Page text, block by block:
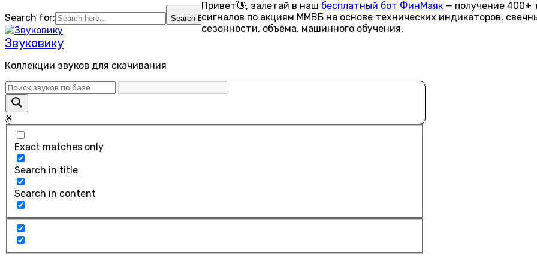
Привет👋, залетай в наш бесплатный бот ФинМаяк — получение 400+
сигналов по акциям ММВБ на основе технических индикаторов,
сезонности, объёма, машинного обучения.
к
содержанию
Search for: Search Button
Звуковику
Коллекции звуков для скачивания
Exact matches only
Search in title
Search in content